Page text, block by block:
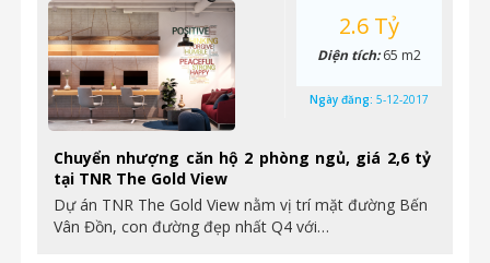
Chuyển nhượng căn hộ 2 phòng ngủ, giá 2,6 tỷ
tại TNR The Gold View
Dự án TNR The Gold View nằm vị trí mặt đường Bến
Vân Đồn, con đường đẹp nhất Q4 với…
2.6 Tỷ
Diện tích:65 m2
Ngày đăng: 5-12-2017